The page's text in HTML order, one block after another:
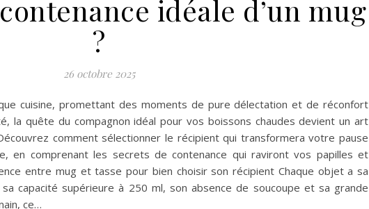
idéale d’un mug
?
26 octobre 2025
cuisine, promettant des moments de pure délectation et de réconfort
la quête du compagnon idéal pour vos boissons chaudes devient un art
comment sélectionner le récipient qui transformera votre pause
en comprenant les secrets de contenance qui raviront vos papilles et
entre mug et tasse pour bien choisir son récipient Chaque objet a sa
capacité supérieure à 250 ml, son absence de soucoupe et sa grande
ce…